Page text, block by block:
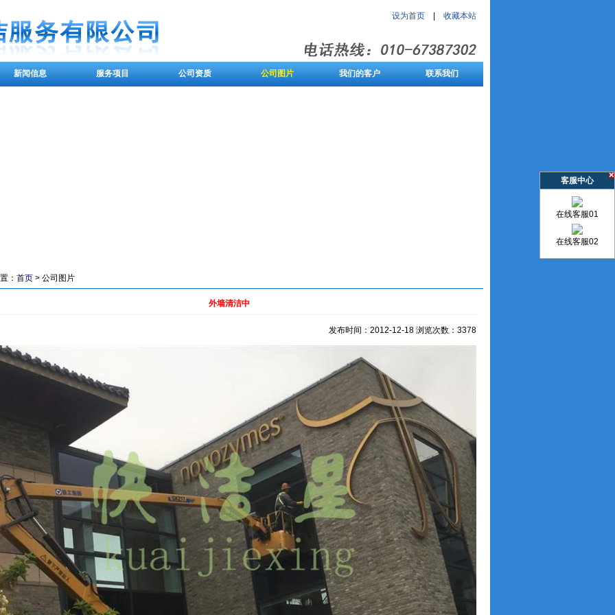
设为首页 收藏本站
新闻信息 服务项目 公司资质 公司图片 我们的客户 联系我们
： 首页 > 公司图片
外墙清洁中
发布时间：2012-12-18 浏览次数：3378
客服中心
在线客服01
在线客服02